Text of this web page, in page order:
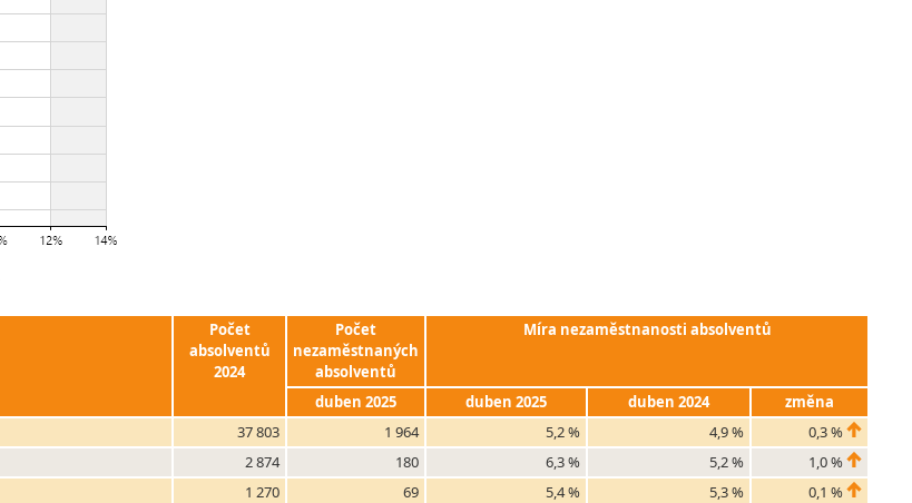
Počet
absolventů
2024
Počet
nezaměstnaných
absolventů
Míra nezaměstnanosti absolventů
duben 2025 duben 2025 duben 2024
změna
37 803 1 964 5,2 % 4,9 %
0,3 %
2 874 180 6,3 % 5,2 %
1,0 %
1 270 69 5,4 % 5,3 %
0,1 %